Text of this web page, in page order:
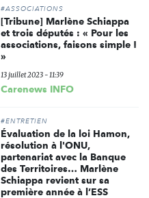
#ASSOCIATIONS
[Tribune] Marlène Schiappa
et trois députés : « Pour les
associations, faisons simple !
»
13 juillet 2023 - 11:39
Carenews INFO
#ENTRETIEN
Évaluation de la loi Hamon,
résolution à l'ONU,
partenariat avec la Banque
des Territoires… Marlène
Schiappa revient sur sa
première année à l’ESS